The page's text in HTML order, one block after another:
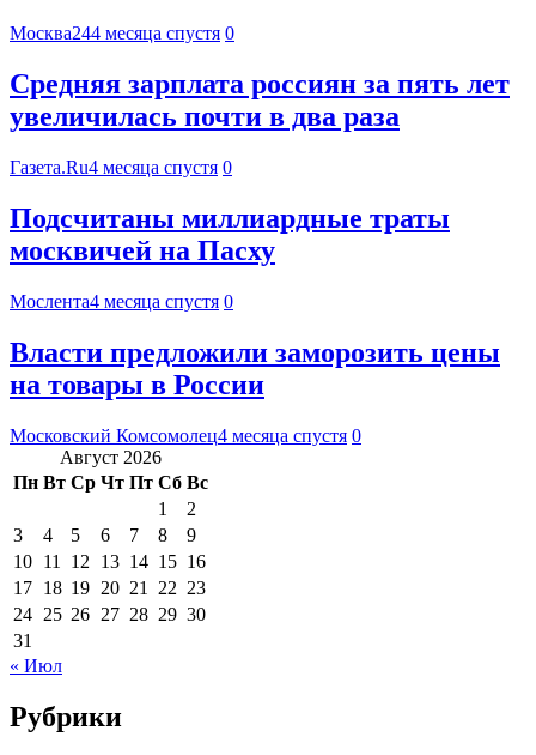
Москва244 месяца спустя 0
Средняя зарплата россиян за пять лет
увеличилась почти в два раза
Газета.Ru4 месяца спустя 0
Подсчитаны миллиардные траты
москвичей на Пасху
Мослента4 месяца спустя 0
Власти предложили заморозить цены
на товары в России
Московский Комсомолец4 месяца спустя 0
Август 2026
Пн Вт Ср Чт Пт Сб Вс
1
2
3
4 5 6 7 8
9
10 11 12 13 14 15 16
17 18 19 20 21 22 23
24 25 26 27 28 29 30
31
« Июл
Рубрики